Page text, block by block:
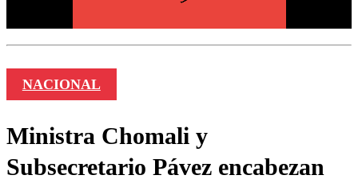
NACIONAL
Ministra Chomali y
Subsecretario Pávez encabezan